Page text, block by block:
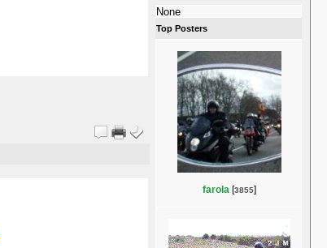
None
Top Posters
farola[3855]